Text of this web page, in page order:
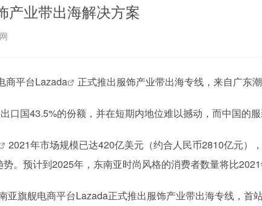
产业带出海解决方案
商平台Lazada 正式推出服饰产业带出海专线，来自广东
口国43.5%的份额，并在短期内地位难以撼动，而中国的服
2021年市场规模已达420亿美元（约合人民币2810亿元）
。预计到2025年，东南亚时尚风格的消费者数量将比2021
亚旗舰电商平台Lazada正式推出服饰产业带出海专线，首